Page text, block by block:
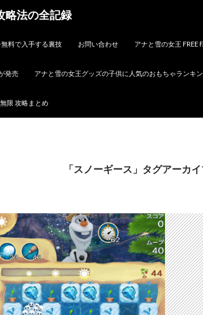
略法の全記録
料で入手する裏技
お問い合わせ アナと雪の女王 FREE
発売 アナと雪の女王グッズの子供に人気のおもちゃランキ
限 攻略まとめ
「スノーギース」タグアーカ